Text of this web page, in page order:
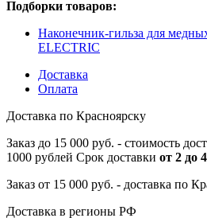
Подборки товаров:
Наконечник-гильза для
ELECTRIC
Доставка
Оплата
Доставка по Красноярску
Заказ до 15 000 руб. - стоимость
1000 рублей Срок доставки от 2 до
Заказ от 15 000 руб. - доставка по
Доставка в регионы РФ